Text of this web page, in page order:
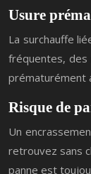
Usure
La surchauffe
fréquentes, des
prématurément
Risque de
Un
retrouvez sans
panne est